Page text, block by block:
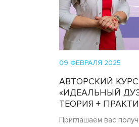
09 ФЕВРАЛЯ 2025
АВТОРСКИЙ
«ИДЕАЛЬНЫЙ
ТЕОРИЯ +
Приглашаем вас